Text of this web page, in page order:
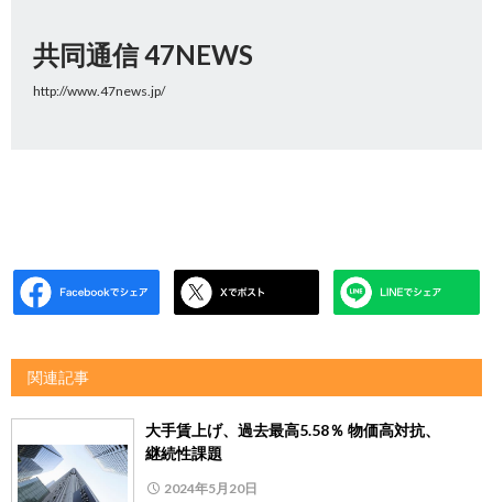
共同通信 47NEWS
http://www.47news.jp/
関連記事
大手賃上げ、過去最高5.58％ 物価高対抗、
継続性課題
2024年5月20日